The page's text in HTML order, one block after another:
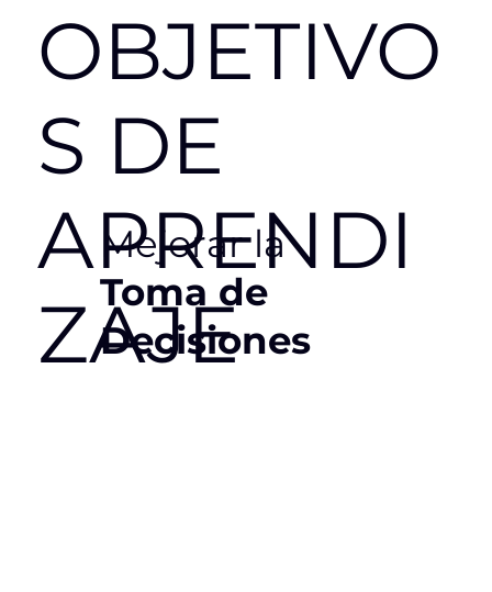
Mejorar la
Toma de
Decisiones
OBJETIVO
S DE
APRENDI
ZAJE